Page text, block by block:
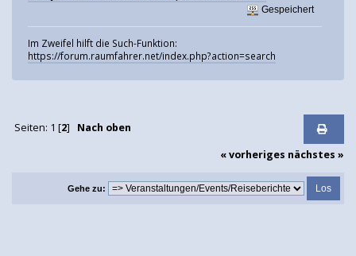
Gespeichert
Im Zweifel hilft die Such-Funktion:
https://forum.raumfahrer.net/index.php?action=search
Seiten: 1 [2] Nach oben
« vorheriges nächstes »
Gehe zu: